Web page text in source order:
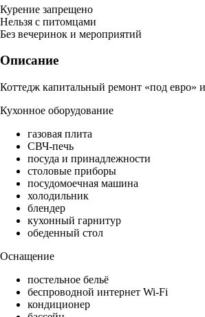
Курение запрещено
Нельзя с питомцами
Без вечеринок и мероприятий
Описание
Коттедж капитальный ремонт «под евро»
Кухонное оборудование
газовая плита
СВЧ-печь
посуда и принадлежности
столовые приборы
посудомоечная машина
холодильник
блендер
кухонный гарнитур
обеденный стол
Оснащение
постельное бельё
беспроводной интернет Wi-Fi
кондиционер